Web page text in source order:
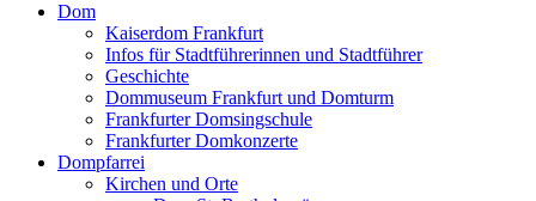
Dom
Kaiserdom Frankfurt
Infos für Stadtführerinnen und Stadtführer
Geschichte
Dommuseum Frankfurt und Domturm
Frankfurter Domsingschule
Frankfurter Domkonzerte
Dompfarrei
Kirchen und Orte